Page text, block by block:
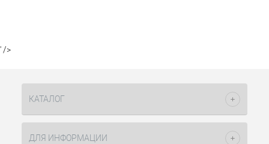
мощность нагревательного
элемента – 40 Вт;
' />
КАТАЛОГ
ДЛЯ ИНФОРМАЦИИ